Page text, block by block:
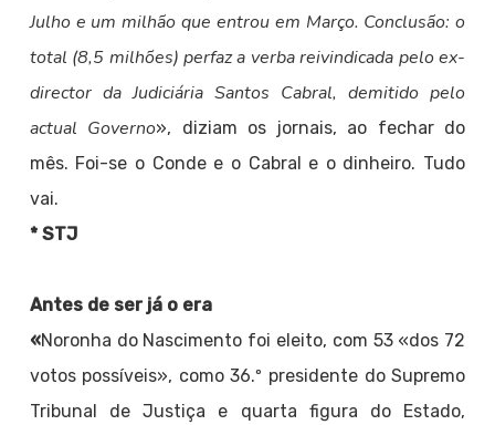
Julho e um milhão que entrou em Março. Conclusão: o
total (8,5 milhões) perfaz a verba reivindicada pelo ex-
director da Judiciária Santos Cabral, demitido pelo
actual Governo», diziam os jornais, ao fechar do
mês. Foi-se o Conde e o Cabral e o dinheiro. Tudo
vai.
* STJ
Antes de ser já o era
«Noronha do Nascimento foi eleito, com 53 «dos 72
votos possíveis», como 36.º presidente do Supremo
Tribunal de Justiça e quarta figura do Estado,